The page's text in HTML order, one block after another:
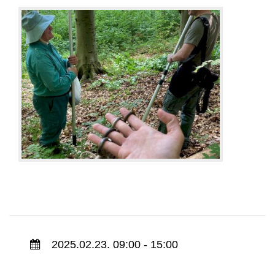
2025.02.23. 09:00 - 15:00